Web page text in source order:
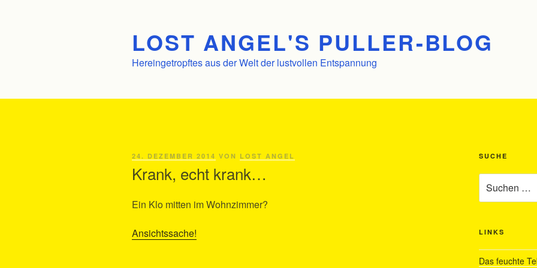
LOST ANGEL'S PULLER-BLOG
Hereingetropftes aus der Welt der lustvollen Entspannung
VERÖFFENTLICHT
24. DEZEMBER 2014 VON LOST ANGEL
Krank, echt krank…
Ein Klo mitten im Wohnzimmer?
Ansichtssache!
SUCHE
nach:
LINKS
Das feuchte